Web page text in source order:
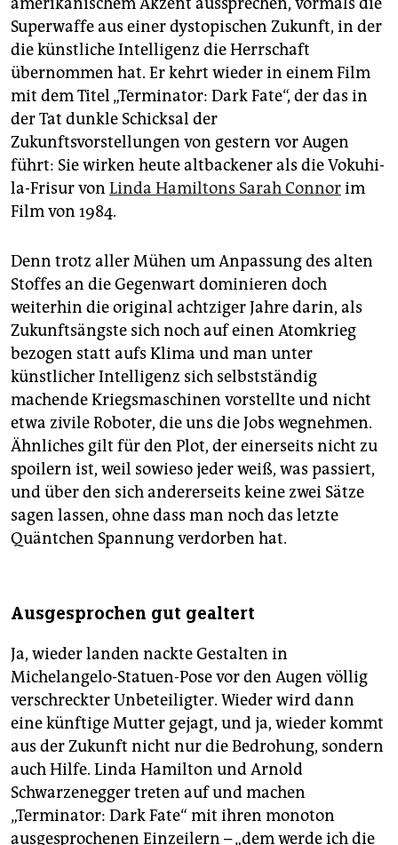
Superwaffe aus einer dystopischen Zukunft, in der
die künstliche Intelligenz die Herrschaft
übernommen hat. Er kehrt wieder in einem Film
mit dem Titel „Terminator: Dark Fate“, der das in
der Tat dunkle Schicksal der
Zukunftsvorstellungen von gestern vor Augen
führt: Sie wirken heute altbackener als die Voku­hi­
la-­Frisur von Linda Hamiltons Sarah Connorim
Film von 1984.
Denn trotz aller Mühen um Anpassung des alten
Stoffes an die Gegenwart dominieren doch
weiterhin die original achtziger Jahre darin, als
Zukunftsängste sich noch auf einen Atomkrieg
bezogen statt aufs Klima und man unter
künstlicher Intelligenz sich selbstständig
machende Kriegsmaschinen vorstellte und nicht
etwa zivile Roboter, die uns die Jobs wegnehmen.
Ähnliches gilt für den Plot, der einerseits nicht zu
spoilern ist, weil sowieso jeder weiß, was passiert,
und über den sich andererseits keine zwei Sätze
sagen lassen, ohne dass man noch das letzte
Quäntchen Spannung verdorben hat.
Ausgesprochen gut gealtert
Ja, wieder landen nackte Gestalten in
Michelangelo-Statuen-Pose vor den Augen völlig
verschreckter Unbeteiligter. Wieder wird dann
eine künftige Mutter gejagt, und ja, wieder kommt
aus der Zukunft nicht nur die Bedrohung, sondern
auch Hilfe. Linda Hamilton und Arnold
Schwarzenegger treten auf und machen
„Terminator: Dark Fate“ mit ihren monoton
ausgesprochenen Einzeilern – „dem werde ich die